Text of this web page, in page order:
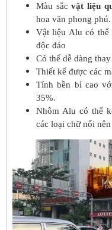
Màu sắcvật liệu
hoa văn phong phú.
Vật liệu Alu có thể
độc đáo
Có thể dễ dàng
Thiết kế được các
Tính bền bỉ cao
35%.
Nhôm Alu có thể
các loại chữ nổi